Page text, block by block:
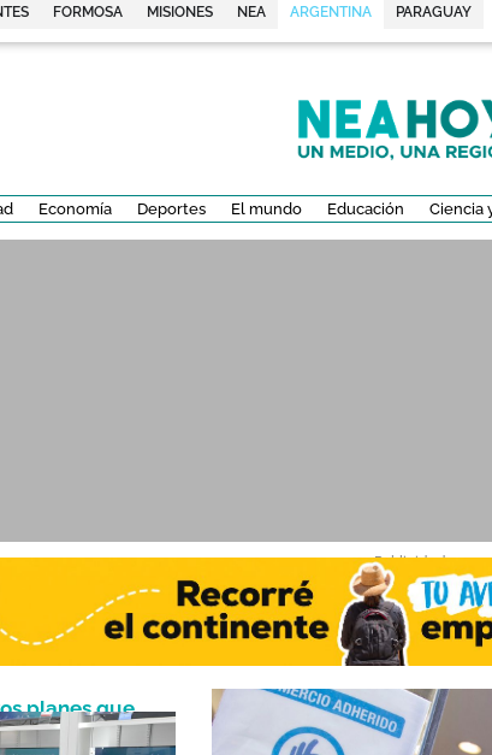
FORMOSA MISIONES NEA ARGENTINA PARAGUAY
Economía Deportes El mundo Educación Ciencia
- Publicidad -
planes que
el consumo
¿Dónde y qué se puede
Octubre 22, 2021